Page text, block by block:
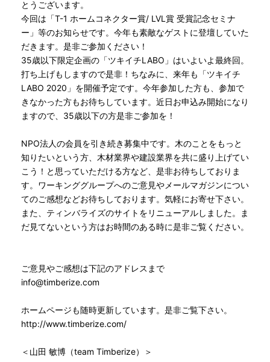
とうございます。
今回は「T-1 ホームコネクター賞/ LVL賞 受賞記念セミナ
ー」等のお知らせです。今年も素敵なゲストに登壇していた
だきます。是非ご参加ください！
35歳以下限定企画の「ツキイチLABO」はいよいよ最終回。
打ち上げもしますので是非！ちなみに、来年も「ツキイチ
LABO 2020」を開催予定です。今年参加した方も、参加で
きなかった方もお待ちしています。近日お申込み開始になり
ますので、35歳以下の方是非ご参加を！
NPO法人の会員を引き続き募集中です。木のことをもっと
知りたいという方、木材業界や建設業界を共に盛り上げてい
こう！と思っていただける方など、是非お待ちしておりま
す。ワーキンググループへのご意見やメールマガジンについ
てのご感想などお待ちしております。気軽にお寄せ下さい。
また、ティンバライズのサイトをリニューアルしました。ま
だ見てないという方はお時間のある時に是非ご覧ください。
ご意見やご感想は下記のアドレスまで
info@timberize.com
ホームページも随時更新しています。是非ご覧下さい。
http://www.timberize.com/
＜山田 敏博（team Timberize）＞